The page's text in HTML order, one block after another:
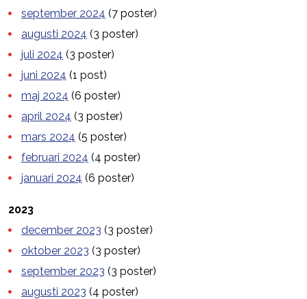
september 2024 (7 poster)
augusti 2024 (3 poster)
juli 2024 (3 poster)
juni 2024 (1 post)
maj 2024 (6 poster)
april 2024 (3 poster)
mars 2024 (5 poster)
februari 2024 (4 poster)
januari 2024 (6 poster)
2023
december 2023 (3 poster)
oktober 2023 (3 poster)
september 2023 (3 poster)
augusti 2023 (4 poster)